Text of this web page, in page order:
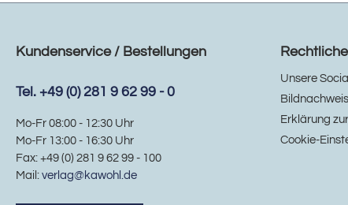
Kundenservice / Bestellungen
Tel. +49 (0) 281 9 62 99 - 0
Mo-Fr 08:00 - 12:30 Uhr
Mo-Fr 13:00 - 16:30 Uhr
Fax: +49 (0) 281 9 62 99 - 100
Mail: verlag@kawohl.de
Unsere
Erklärung
Cookie-